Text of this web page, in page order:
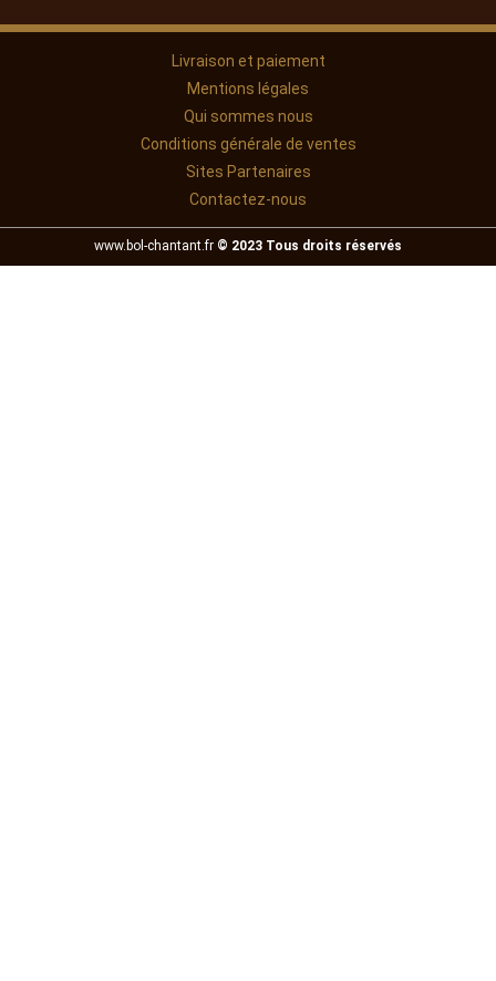
Livraison et paiement
Mentions légales
Qui sommes nous
Conditions générale de ventes
Sites Partenaires
Contactez-nous
www.bol-chantant.fr © 2023 Tous droits réservés